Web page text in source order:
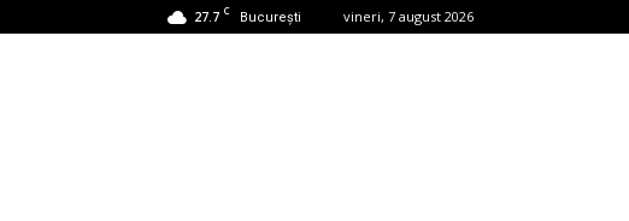
27.7 C București vineri, 7 august 2026